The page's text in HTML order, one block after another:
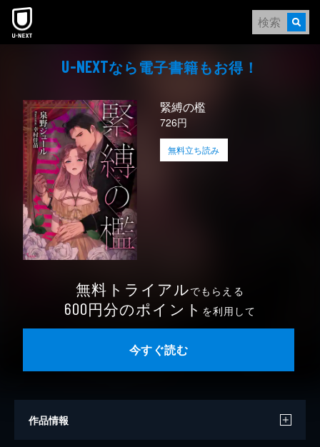
本文へスキップ
U-NEXTなら電⼦書籍もお得！
緊縛の檻
726円
無料立ち読み
無料トライアルでもらえる
600円分のポイント を利用して
今すぐ読む
作品情報